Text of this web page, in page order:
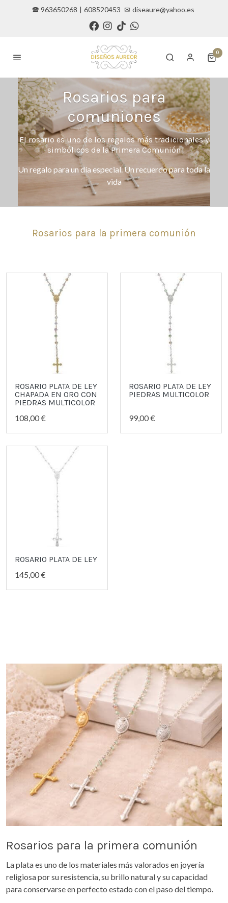
🕿 963650268 | 608520453 ✉ diseaure@yahoo.es
0
Rosarios para
comuniones
El rosario es uno de los regalos más tradicionales y
simbólicos de la Primera Comunión
Un regalo para un día especial. Un recuerdo para toda la
vida
Rosarios para la primera comunión
ROSARIO PLATA DE LEY
CHAPADA EN ORO CON
PIEDRAS MULTICOLOR
108,00 €
ROSARIO PLATA DE LEY
PIEDRAS MULTICOLOR
99,00 €
ROSARIO PLATA DE LEY
145,00 €
Rosarios para la primera comunión
La plata es uno de los materiales más valorados en joyería
religiosa por su resistencia, su brillo natural y su capacidad
para conservarse en perfecto estado con el paso del tiempo.